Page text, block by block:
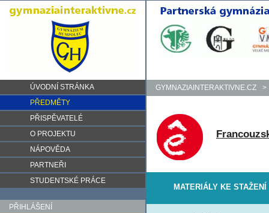
ÚVODNÍ STRÁNKA
PŘEDMĚTY
PŘISPĚVATELÉ
O PROJEKTU
NÁPOVĚDA
PARTNEŘI
STUDENTSKÉ PRÁCE
PŘIHLÁŠENÍ
GYMNAZIAINTERAKTIVNE.CZ >
MATERIÁLY KE STAŽENÍ